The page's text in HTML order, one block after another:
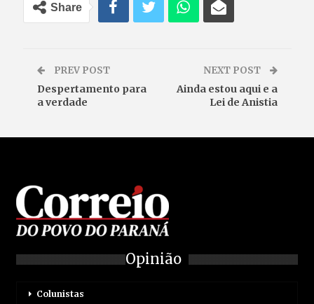
Share
PREV POST
Despertamento para
a verdade
NEXT POST
Ainda estou aqui e a
Lei de Anistia
Opinião
Colunistas